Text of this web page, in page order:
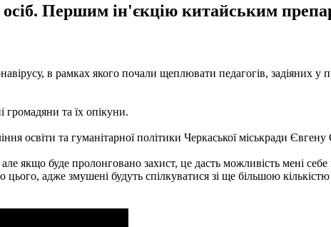
осіб. Першим ін'єкцію китайським
в рамках якого почали щеплювати педагогів,
та їх опікуни.
освіти та гуманітарної політики Черкаської міськради Євгену
якщо буде пролонговано захист, це дасть можливість мені
цього, адже змушені будуть спілкуватися зі ще більшою